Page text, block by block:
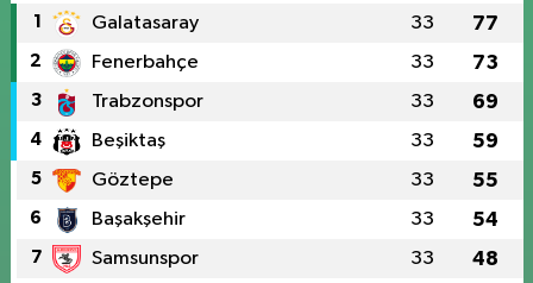
1 Galatasaray 33 77
2 Fenerbahçe 33 73
3 Trabzonspor 33 69
4 Beşiktaş 33 59
5 Göztepe 33 55
6 Başakşehir 33 54
7 Samsunspor 33 48